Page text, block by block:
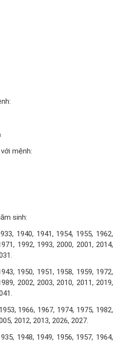
mệnh:
sinh:
1940, 1941, 1954, 1955, 1962,
1992, 1993, 2000, 2001, 2014,
1950, 1951, 1958, 1959, 1972,
2002, 2003, 2010, 2011, 2019,
1966, 1967, 1974, 1975, 1982,
2012, 2013, 2026, 2027.
1948, 1949, 1956, 1957, 1964,